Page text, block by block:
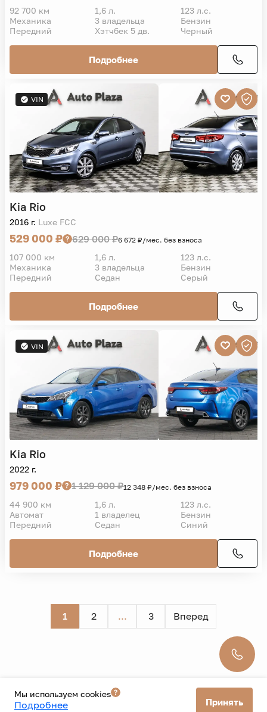
92 700 км 1,6 л.
123 л.с.
Механика
3 владельца
Бензин
Передний
Хэтчбек 5 дв. Черный
Подробнее
VIN
Kia Rio
2016 г. Luxe FCC
529 000 ₽ 629 000 ₽6 672 ₽/мес. без взноса
107 000 км 1,6 л.
123 л.с.
Механика
3 владельца
Бензин
Передний
Седан Серый
Подробнее
VIN
Kia Rio
2022 г.
979 000 ₽ 1 129 000 ₽12 348 ₽/мес. без взноса
44 900 км 1,6 л.
123 л.с.
Автомат
1 владелец
Бензин
Передний
Седан Синий
Подробнее
1 2 ... 3 Вперед
Мы используем cookies
Подробнее Принять